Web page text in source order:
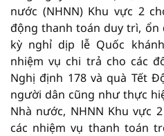
nước (NHNN) Khu vực 2
động thanh toán duy trì,
kỳ nghỉ dịp lễ Quốc
nhiệm vụ chi trả cho các
Nghị định 178 và quà Tết
người dân cũng như thực
Nhà nước, NHNN Khu vực
các nhiệm vụ thanh toán